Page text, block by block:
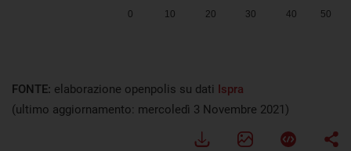
FONTE: elaborazione openpolis su dati Ispra
(ultimo aggiornamento: mercoledì 3 Novembre 2021)